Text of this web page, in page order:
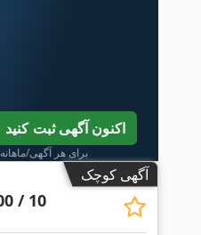
اکنون آگهی ثبت کنید
*برای هر آگهی/ماهانه
آگهی کوچک
/ 10